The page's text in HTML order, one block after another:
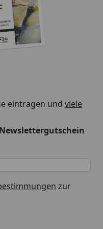
verarbeiten.
Braun
Untergrund
fest,
tragfähig sein.
für Neu- und
eintragen und viele
zur